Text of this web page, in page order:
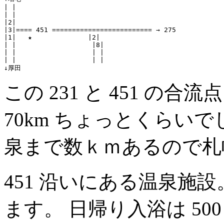
|2|
|3|==== 451 ========================= → 275
|1|   ★              |2|
| |                   |8|
↓厚田
この 231 と 451 の合
70km ちょっとくらいで
泉まで数ｋｍあるので
451 沿いにある温泉施
ます。 日帰り入浴は